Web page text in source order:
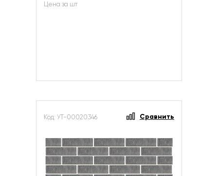
Цена за шт
Код: УТ-00020346 Сравнить